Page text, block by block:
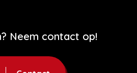
Neem contact op!